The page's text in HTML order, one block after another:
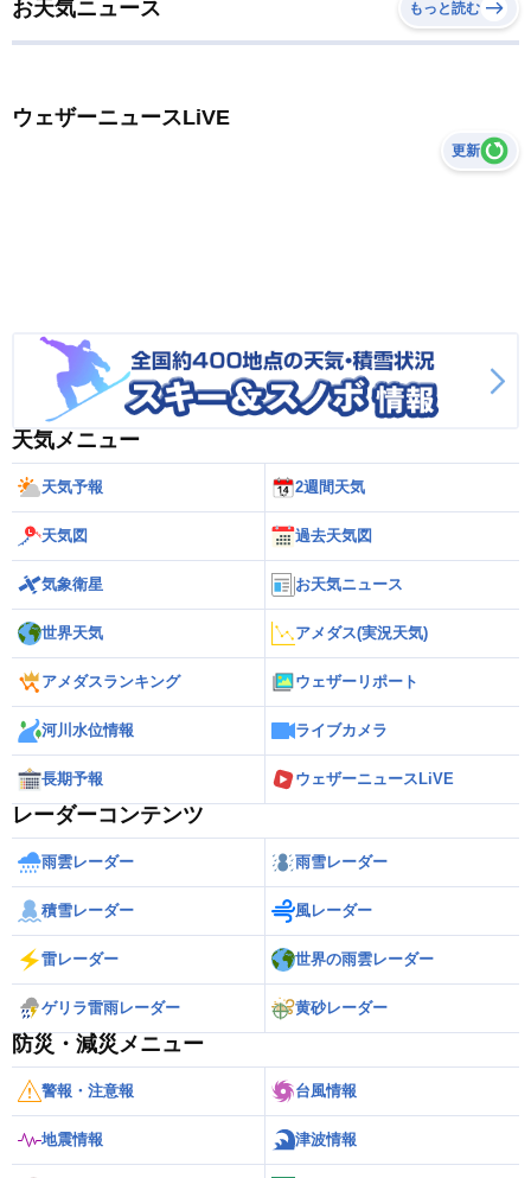
お天気ニュース もっと読む
ウェザーニュースLiVE
更新
天気メニュー
天気予報 2週間天気
天気図 過去天気図
気象衛星 お天気ニュース
世界天気 アメダス(実況天気)
アメダスランキング ウェザーリポート
河川水位情報 ライブカメラ
長期予報 ウェザーニュースLiVE
レーダーコンテンツ
雨雲レーダー 雨雪レーダー
積雪レーダー 風レーダー
雷レーダー 世界の雨雲レーダー
ゲリラ雷雨レーダー 黄砂レーダー
防災・減災メニュー
警報・注意報 台風情報
地震情報 津波情報